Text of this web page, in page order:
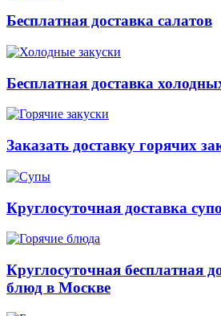
Бесплатная доставка салатов
Бесплатная доставка
Заказать доставку горячих
Круглосуточная доставка
Круглосуточная бесплатная
блюд в Москве